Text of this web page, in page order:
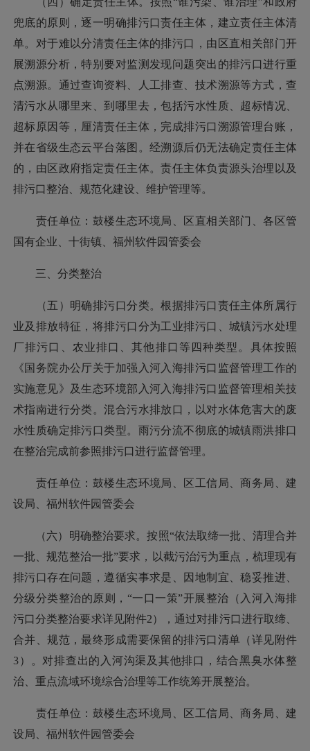
兜底的原则，逐一明确排污口责任主体，建立责任主体清
单。对于难以分清责任主体的排污口，由区直相关部门开
展溯源分析，特别要对监测发现问题突出的排污口进行重
点溯源。通过查询资料、人工排查、技术溯源等方式，查
清污水从哪里来、到哪里去，包括污水性质、超标情况、
超标原因等，厘清责任主体，完成排污口溯源管理台账，
并在省级生态云平台落图。经溯源后仍无法确定责任主体
的，由区政府指定责任主体。责任主体负责源头治理以及
排污口整治、规范化建设、维护管理等。
责任单位：鼓楼生态环境局、区直相关部门、各区管
国有企业、十街镇、福州软件园管委会
三、分类整治
（五）明确排污口分类。根据排污口责任主体所属行
业及排放特征，将排污口分为工业排污口、城镇污水处理
厂排污口、农业排口、其他排口等四种类型。具体按照
《国务院办公厅关于加强入河入海排污口监督管理工作的
实施意见》及生态环境部入河入海排污口监督管理相关技
术指南进行分类。混合污水排放口，以对水体危害大的废
水性质确定排污口类型。雨污分流不彻底的城镇雨洪排口
在整治完成前参照排污口进行监督管理。
责任单位：鼓楼生态环境局、区工信局、商务局、建
设局、福州软件园管委会
（六）明确整治要求。按照“依法取缔一批、清理合并
一批、规范整治一批”要求，以截污治污为重点，梳理现有
排污口存在问题，遵循实事求是、因地制宜、稳妥推进、
分级分类整治的原则，“一口一策”开展整治（入河入海排
污口分类整治要求详见附件2），通过对排污口进行取缔、
合并、规范，最终形成需要保留的排污口清单（详见附件
3）。对排查出的入河沟渠及其他排口，结合黑臭水体整
治、重点流域环境综合治理等工作统筹开展整治。
责任单位：鼓楼生态环境局、区工信局、商务局、建
设局、福州软件园管委会